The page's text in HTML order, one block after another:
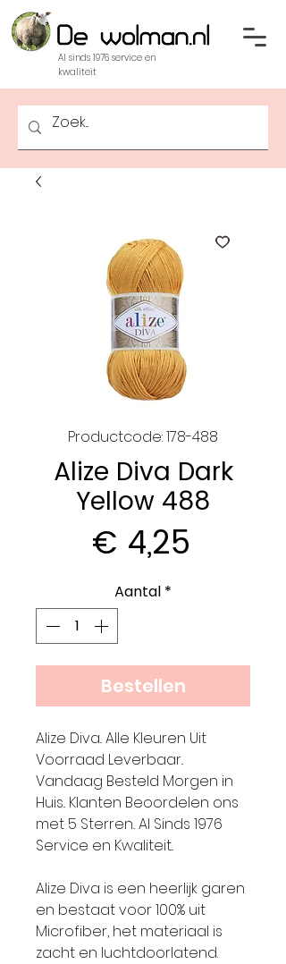
Al sinds 1976 service en
kwaliteit
Productcode: 178-488
Alize Diva Dark
Yellow 488
€ 4,25
Aantal *
Bestellen
Alize Diva.. Alle Kleuren Uit
Voorraad Leverbaar..
Vandaag Besteld Morgen in
Huis.. Klanten Beoordelen ons
met 5 Sterren.. Al Sinds 1976
Service en Kwaliteit..
Alize Diva is een heerlijk garen
en bestaat voor 100% uit
Microfiber, het materiaal is
zacht en luchtdoorlatend.